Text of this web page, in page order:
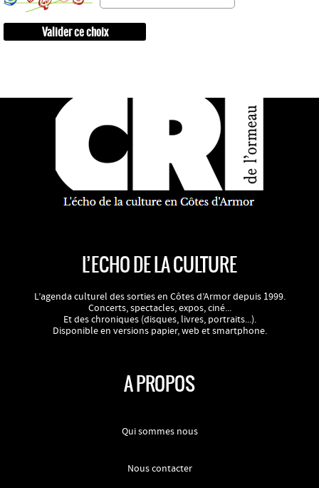
L’ECHO DE LA CULTURE
L’agenda culturel des sorties en Côtes d’Armor depuis 1999.
Concerts, spectacles, expos, ciné...
Et des chroniques (disques, livres, portraits...).
Disponible en versions papier, web et smartphone.
A PROPOS
Qui sommes nous
Nous contacter